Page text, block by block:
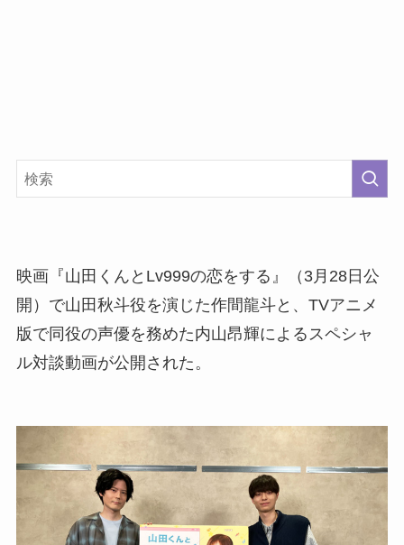
映画『山田くんとLv999の恋をする』（3月28日公
開）で山田秋斗役を演じた作間龍斗と、TVアニメ
版で同役の声優を務めた内山昂輝によるスペシャ
ル対談動画が公開された。